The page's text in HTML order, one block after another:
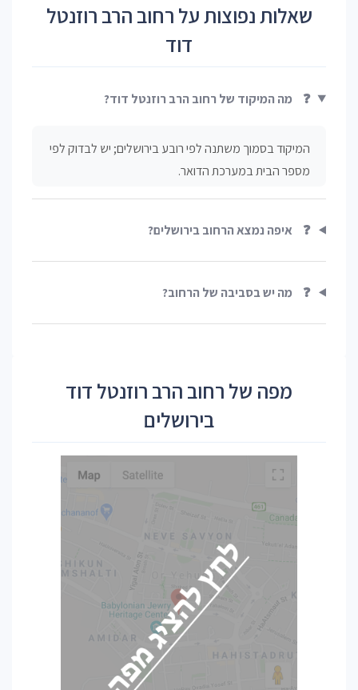
שאלות נפוצות על רחוב הרב רוזנטל
דוד
❓ מה המיקוד של רחוב הרב רוזנטל דוד?
המיקוד בסמוך משתנה לפי רובע בירושלים; יש לבדוק לפי
מספר הבית במערכת הדואר.
❓ איפה נמצא הרחוב בירושלים?
❓ מה יש בסביבה של הרחוב?
מפה של רחוב הרב רוזנטל דוד
בירושלים